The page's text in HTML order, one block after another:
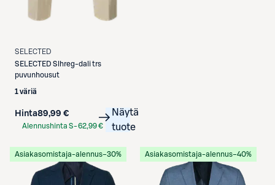
SELECTED
SELECTED Slhreg-dali trs
puvunhousut
1 väriä
Hinta89,99 €
Alennushinta S-62,99 €
Näytä
tuote
Asiakasomistaja-alennus−30% Asiakasomistaja-alennus−40%